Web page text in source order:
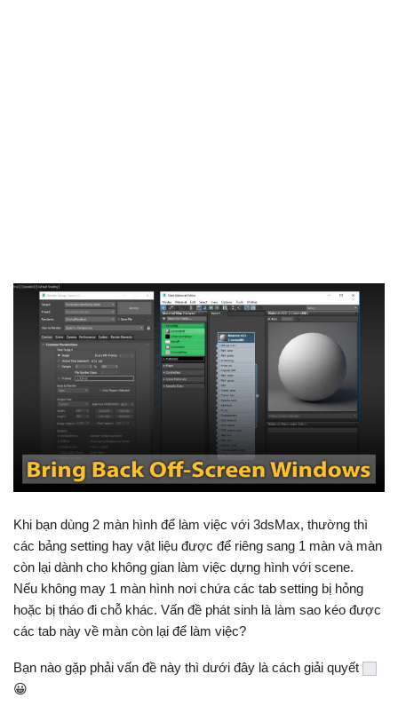
Khi bạn dùng 2 màn hình để làm việc với 3dsMax, thường thì
các bảng setting hay vật liệu được để riêng sang 1 màn và màn
còn lại dành cho không gian làm việc dựng hình với scene.
Nếu không may 1 màn hình nơi chứa các tab setting bị hỏng
hoặc bị tháo đi chỗ khác. Vấn đề phát sinh là làm sao kéo được
các tab này về màn còn lại để làm việc?
Bạn nào gặp phải vấn đề này thì dưới đây là cách giải quyết
😀